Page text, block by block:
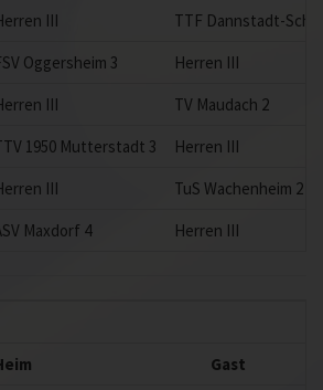
III
TTF Dannstadt-
Oggersheim 3
Herren III
III
TV Maudach 2
1950 Mutterstadt 3
Herren III
III
TuS Wachenheim 2
Maxdorf 4 Herren III
Gast